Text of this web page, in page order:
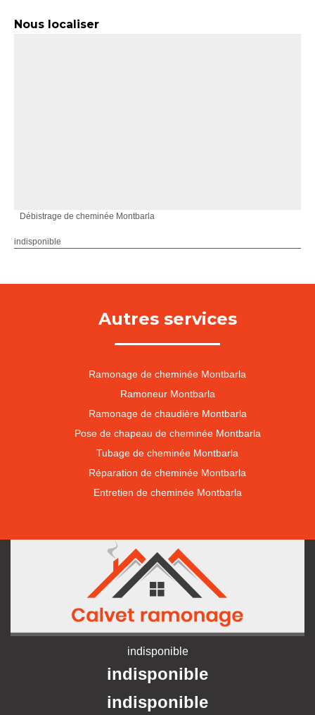
Nous localiser
Débistrage de cheminée Montbarla
indisponible
Autres services
Ramonage de cheminée Montbarla
Ramoneur Montbarla
Ramonage de chaudière Montbarla
Pose de chapeau de cheminée Montbarla
Tubage de cheminée Montbarla
Réparation de cheminée Montbarla
Entretien de cheminée Montbarla
indisponible
indisponible
indisponible